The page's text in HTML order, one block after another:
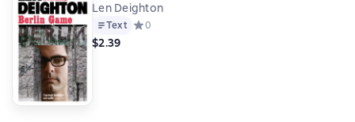
Len Deighton
Text Средний рейтинг 0 на основе 0 оценок
0
$2.39